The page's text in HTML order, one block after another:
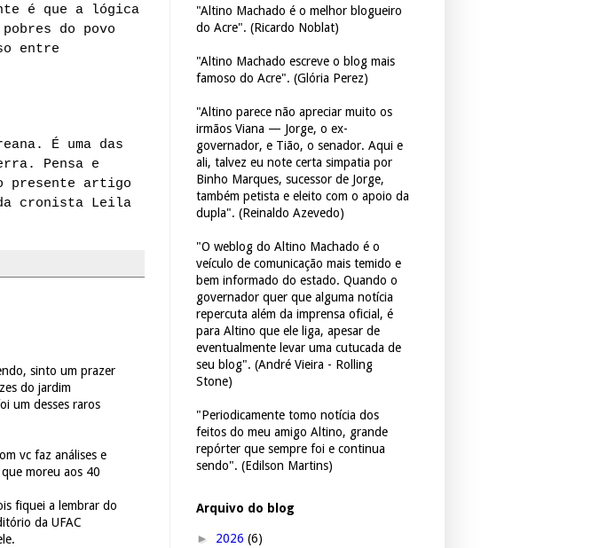
é que a lógica
do povo
entre
É uma das
Pensa e
presente artigo
cronista Leila
sinto um prazer
do jardim
um desses raros
vc faz análises e
moreu aos 40
fiquei a lembrar do
da UFAC
"Altino Machado é o melhor blogueiro
do Acre". (Ricardo Noblat)
"Altino Machado escreve o blog mais
famoso do Acre". (Glória Perez)
"Altino parece não apreciar muito os
irmãos Viana — Jorge, o ex-
governador, e Tião, o senador. Aqui e
ali, talvez eu note certa simpatia por
Binho Marques, sucessor de Jorge,
também petista e eleito com o apoio da
dupla". (Reinaldo Azevedo)
"O weblog do Altino Machado é o
veículo de comunicação mais temido e
bem informado do estado. Quando o
governador quer que alguma notícia
repercuta além da imprensa oficial, é
para Altino que ele liga, apesar de
eventualmente levar uma cutucada de
seu blog". (André Vieira - Rolling
Stone)
"Periodicamente tomo notícia dos
feitos do meu amigo Altino, grande
repórter que sempre foi e continua
sendo". (Edilson Martins)
Arquivo do blog
► 2026 (6)